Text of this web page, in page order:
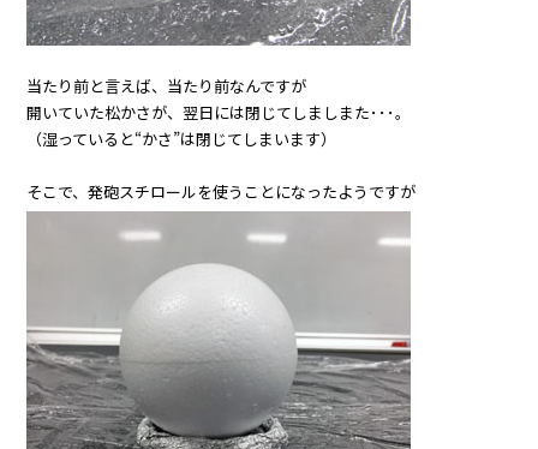
当たり前と言えば、当たり前なんですが
開いていた松かさが、翌日には閉じてしましまた･･･。
（湿っていると“かさ”は閉じてしまいます）
そこで、発砲スチロールを使うことになったようですが